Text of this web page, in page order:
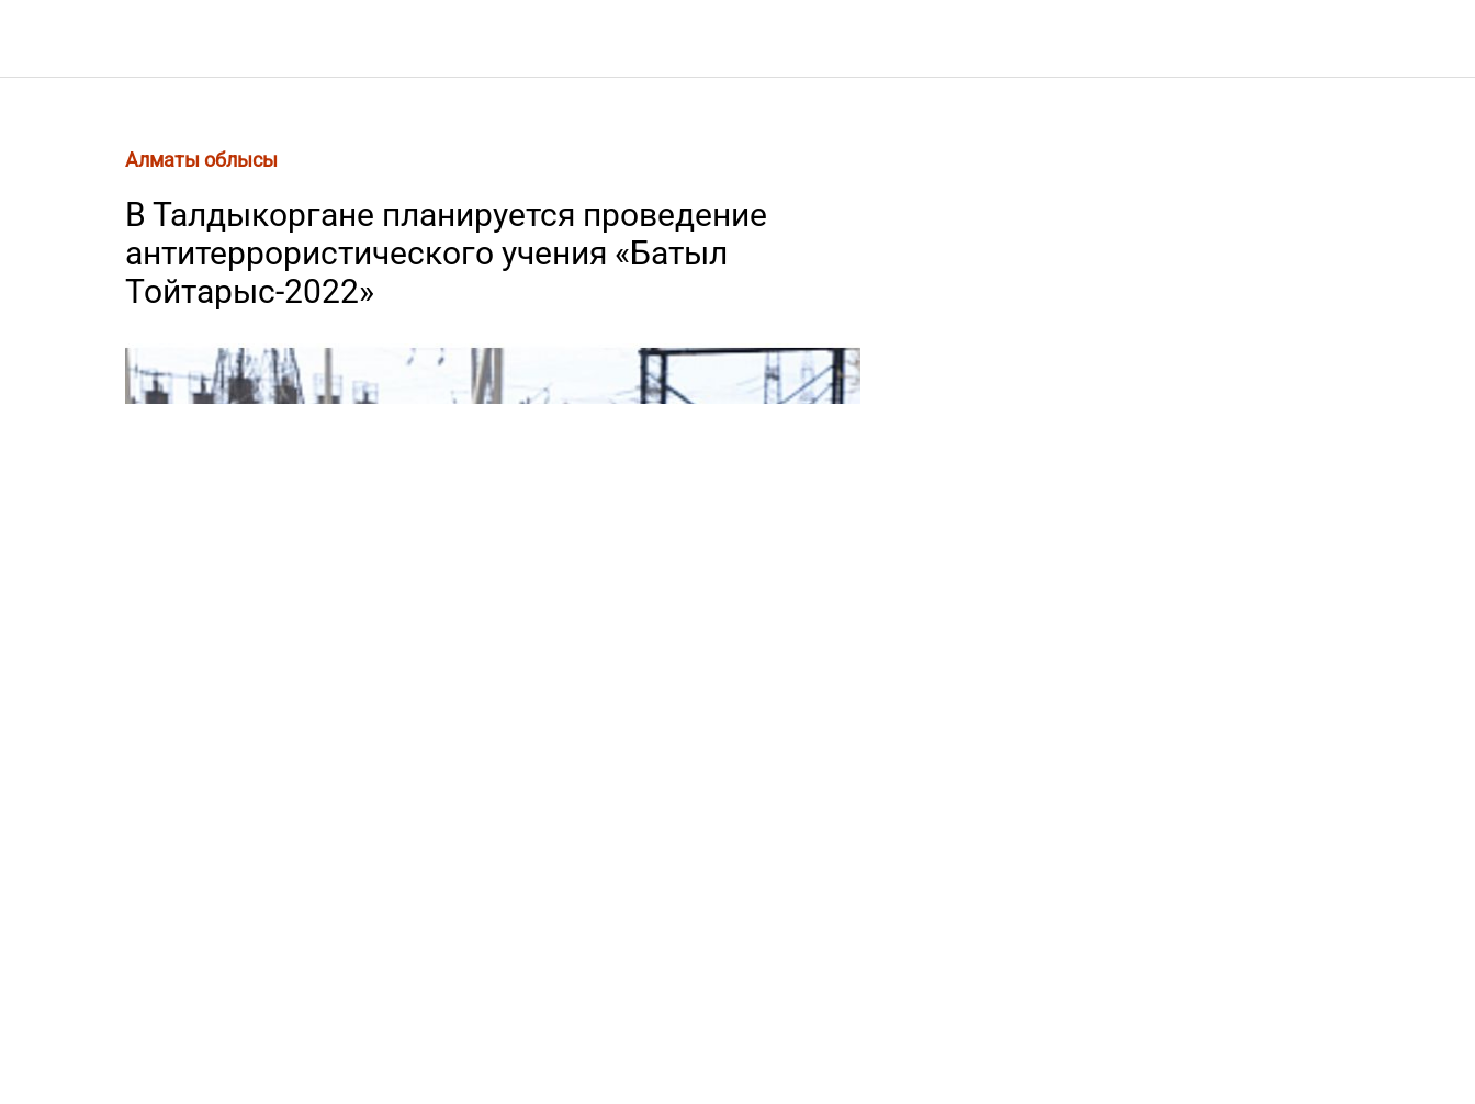
Алматы облысы
В Талдыкоргане планируется проведение
антитеррористического учения «Батыл
Тойтарыс-2022»